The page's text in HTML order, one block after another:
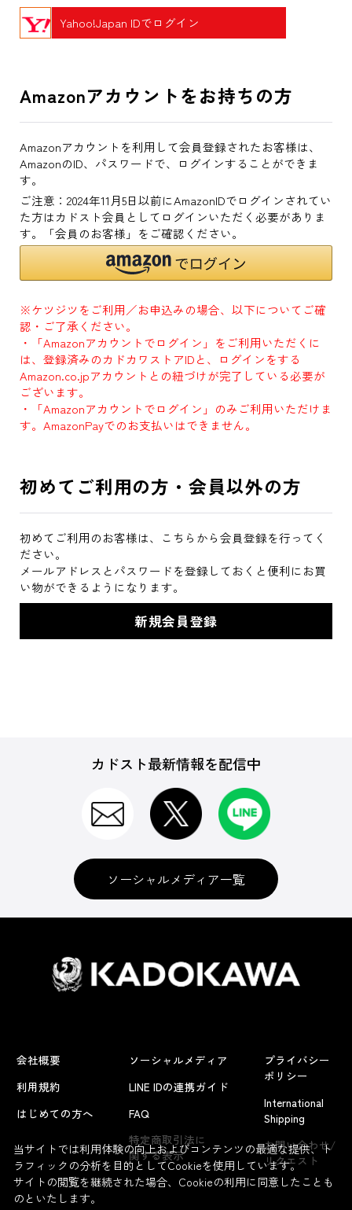
Yahoo!Japan IDでログイン
Amazonアカウントをお持ちの方
Amazonアカウントを利用して会員登録されたお客様は、
AmazonのID、パスワードで、ログインすることができま
す。
ご注意：2024年11月5日以前にAmazonIDでログインされてい
た方はカドスト会員としてログインいただく必要がありま
す。「会員のお客様」をご確認ください。
※ケツジツをご利用／お申込みの場合、以下についてご確
認・ご了承ください。
・「Amazonアカウントでログイン」をご利用いただくに
は、登録済みのカドカワストアIDと、ログインをする
Amazon.co.jpアカウントとの紐づけが完了している必要が
ございます。
・「Amazonアカウントでログイン」のみご利用いただけま
す。AmazonPayでのお支払いはできません。
初めてご利用の方・会員以外の方
初めてご利用のお客様は、こちらから会員登録を行ってく
ださい。
メールアドレスとパスワードを登録しておくと便利にお買
い物ができるようになります。
カドスト最新情報を配信中
ソーシャルメディア一覧
会社概要
利用規約
はじめての方へ
ソーシャルメディア
LINE IDの連携ガイド
FAQ
特定商取引法に
関する表示
プライバシー
ポリシー
International
Shipping
お問い合わせ/
リクエスト
当サイトでは利用体験の向上およびコンテンツの最適な提供、ト
ラフィックの分析を目的としてCookieを使用しています。
サイトの閲覧を継続された場合、Cookieの利用に同意したことも
のといたします。